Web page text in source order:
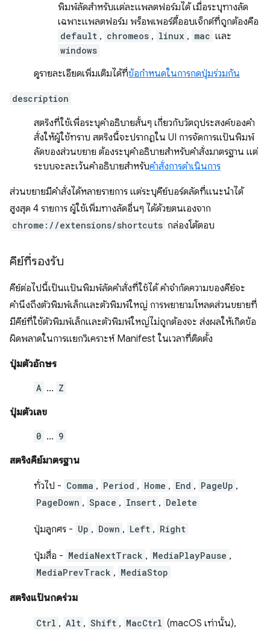
พิมพ์ลัดสำหรับแต่ละแพลตฟอร์มได้ เมื่อระบุทางลัด
เฉพาะแพลตฟอร์ม พร็อพเพอร์ตี้ออบเจ็กต์ที่ถูกต้องคือ
default , chromeos , linux , mac และ
windows
ดูรายละเอียดเพิ่มเติมได้ที่ข้อกำหนดในการกดปุ่มร่วมกัน
description
สตริงที่ใช้เพื่อระบุคำอธิบายสั้นๆ เกี่ยวกับวัตถุประสงค์ของคำ
สั่งให้ผู้ใช้ทราบ สตริงนี้จะปรากฏใน UI การจัดการแป้นพิมพ์
ลัดของส่วนขยาย ต้องระบุคำอธิบายสำหรับคำสั่งมาตรฐาน แต่
ระบบจะละเว้นคำอธิบายสำหรับคำสั่งการดำเนินการ
ส่วนขยายมีคำสั่งได้หลายรายการ แต่ระบุคีย์บอร์ดลัดที่แนะนำได้
สูงสุด 4 รายการ ผู้ใช้เพิ่มทางลัดอื่นๆ ได้ด้วยตนเองจาก
chrome://extensions/shortcuts กล่องโต้ตอบ
คีย์ที่รองรับ
คีย์ต่อไปนี้เป็นแป้นพิมพ์ลัดคำสั่งที่ใช้ได้ คำจำกัดความของคีย์จะ
คำนึงถึงตัวพิมพ์เล็กและตัวพิมพ์ใหญ่ การพยายามโหลดส่วนขยายที่
มีคีย์ที่ใช้ตัวพิมพ์เล็กและตัวพิมพ์ใหญ่ไม่ถูกต้องจะ ส่งผลให้เกิดข้อ
ผิดพลาดในการแยกวิเคราะห์ Manifest ในเวลาที่ติดตั้ง
ปุ่มตัวอักษร
A … Z
ปุ่มตัวเลข
0 … 9
สตริงคีย์มาตรฐาน
ทั่วไป - Comma , Period , Home , End , PageUp ,
PageDown , Space , Insert , Delete
ปุ่มลูกศร - Up , Down , Left , Right
ปุ่มสื่อ - MediaNextTrack , MediaPlayPause ,
MediaPrevTrack , MediaStop
สตริงแป้นกดร่วม
Ctrl , Alt , Shift , MacCtrl (macOS เท่านั้น),